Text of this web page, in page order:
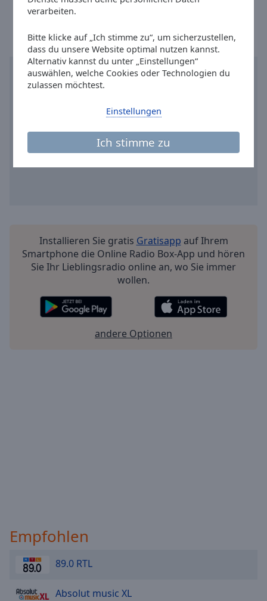
verarbeiten.
Bitte klicke auf „Ich stimme zu“, um sicherzustellen,
dass du unsere Website optimal nutzen kannst.
Alternativ kannst du unter „Einstellungen“
auswählen, welche Cookies oder Technologien du
zulassen möchtest.
Ich stimme zu
Einstellungen
dialog
Installieren Sie gratis Gratisapp auf Ihrem
Smartphone die Online Radio Box-App und hören
Sie Ihr Lieblingsradio online an, wo Sie immer
wollen.
andere Optionen
Empfohlen
89.0 RTL
Absolut music XL